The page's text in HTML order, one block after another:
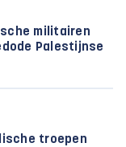
militairen
Palestijnse
troepen